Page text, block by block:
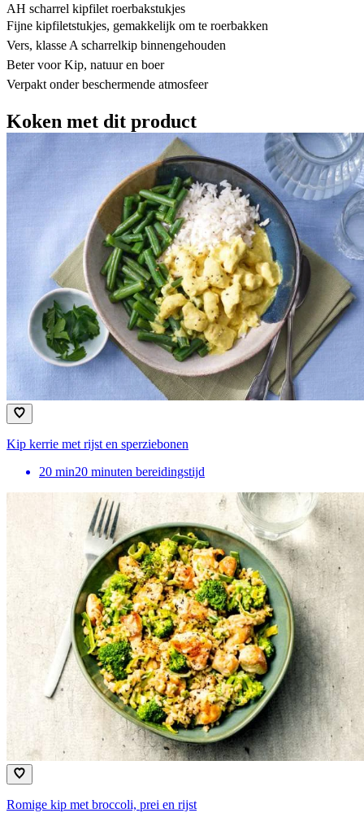
AH scharrel kipfilet roerbakstukjes
Fijne kipfiletstukjes, gemakkelijk om te roerbakken
Vers, klasse A scharrelkip binnengehouden
Beter voor Kip, natuur en boer
Verpakt onder beschermende atmosfeer
Koken met dit product
Kip kerrie met rijst en sperziebonen
20 min20 minuten bereidingstijd
Romige kip met broccoli, prei en rijst